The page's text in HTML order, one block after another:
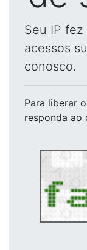
Seu IP
acessos
conosco.
Para liberar
responda ao